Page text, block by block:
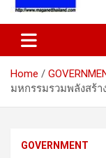
Home
มหกรรมรวมพลังสร้
GOVERNMENT